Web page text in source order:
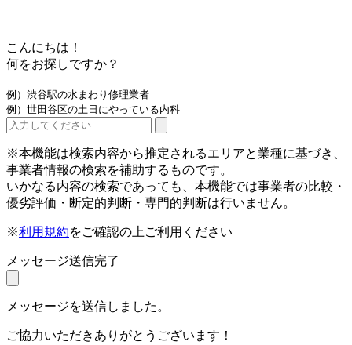
こんにちは！
何をお探しですか？
例）渋谷駅の水まわり修理業者
例）世田谷区の土日にやっている内科
※本機能は検索内容から推定されるエリアと業種に基づき、
事業者情報の検索を補助するものです。
いかなる内容の検索であっても、本機能では事業者の比較・
優劣評価・断定的判断・専門的判断は行いません。
※利用規約をご確認の上ご利用ください
メッセージ送信完了
メッセージを送信しました。
ご協力いただきありがとうございます！